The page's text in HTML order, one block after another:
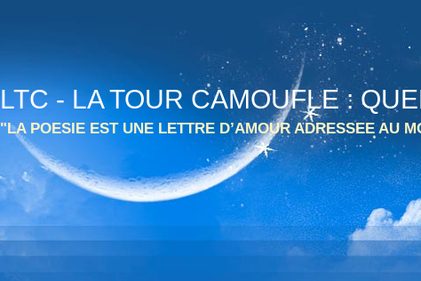
LTC - LA TOUR CAMOUFLE :
"LA POESIE EST UNE LETTRE D’AMOUR ADRESSEE AU